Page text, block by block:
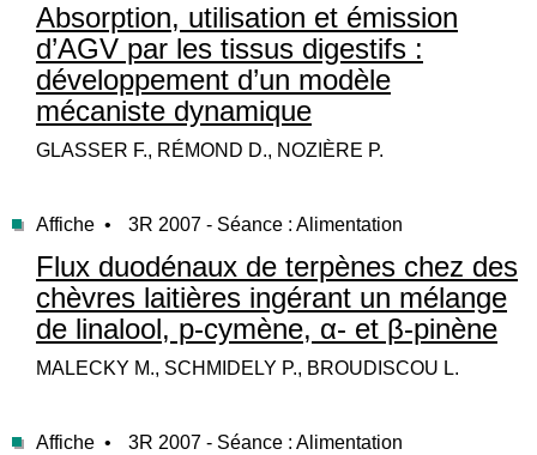
Absorption, utilisation et émission
d’AGV par les tissus digestifs :
développement d’un modèle
mécaniste dynamique
GLASSER F., RÉMOND D., NOZIÈRE P.
Affiche • 3R 2007 - Séance : Alimentation
Flux duodénaux de terpènes chez des
chèvres laitières ingérant un mélange
de linalool, p-cymène, α- et β-pinène
MALECKY M., SCHMIDELY P., BROUDISCOU L.
Affiche • 3R 2007 - Séance : Alimentation